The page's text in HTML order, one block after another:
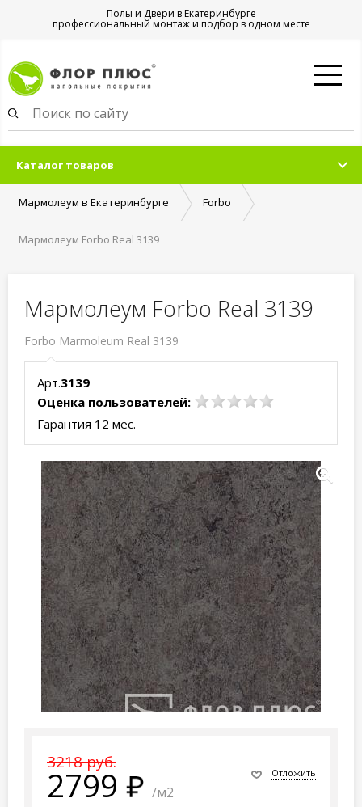
Полы и Двери в Екатеринбурге
профессиональный монтаж и подбор в одном месте
Каталог товаров
Мармолеум в Екатеринбурге Forbo
Мармолеум Forbo Real 3139
Мармолеум Forbo Real 3139
Forbo Marmoleum Real 3139
Арт.3139
Оценка пользователей:
Гарантия 12 мес.
3218 руб.
2799 /м2
Отложить